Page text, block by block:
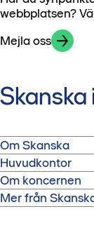
webbplatsen?
Mejla oss
Skanska
Om Skanska
Skanska är ett
läsa mer om oss
Kort om Skanska
Huvudkontor
Skanska Sverige
Warfvinges väg
Om koncernen
Skanska är ett
Mer från